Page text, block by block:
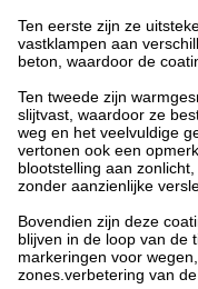
Ten eerste zijn ze
vastklampen aan
beton, waardoor de
Ten tweede zijn
slijtvast, waardoor ze
weg en het veelvuldige
vertonen ook een
blootstelling aan
zonder aanzienlijke
Bovendien zijn deze
blijven in de loop van de
markeringen voor
zones.verbetering van